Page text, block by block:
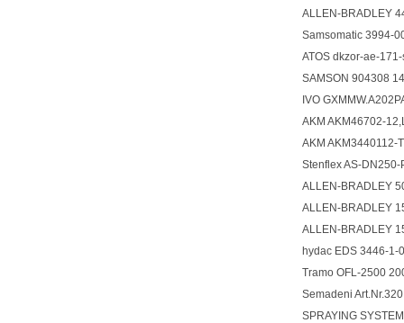
ALLEN-BRADLEY
Samsomatic 3994-
ATOS dkzor-ae-
SAMSON 904308
IVO
AKM AKM46702-
AKM AKM3440112-
Stenflex AS-
ALLEN-BRADLEY
ALLEN-BRADLEY
ALLEN-BRADLEY
hydac EDS 3446-1-
Tramo OFL-2500
Semadeni
SPRAYING